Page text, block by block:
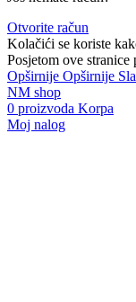
Otvorite račun
Kolačići se koriste
Posjetom ove
Opširnije Opširnije
NM shop
0 proizvoda Korpa
Moj nalog